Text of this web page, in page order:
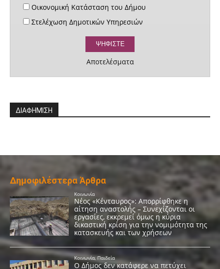
Οικονομική Κατάσταση του Δήμου
Στελέχωση Δημοτικών Υπηρεσιών
Αποτελέσματα
ΔΙΑΦΗΜΙΣΗ
Δημοφιλέστερα Άρθρα